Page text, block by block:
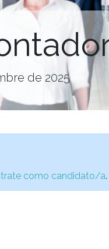
de 2025
como candidato/a.